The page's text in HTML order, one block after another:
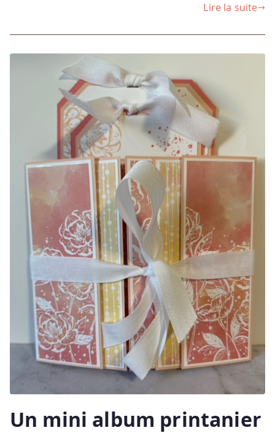
Lire la suite
Un mini album printanier